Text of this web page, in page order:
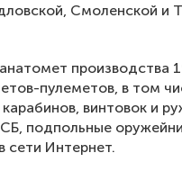
Смоленской и
производства
пулеметов, в том
винтовок и
подпольные
сети Интернет.